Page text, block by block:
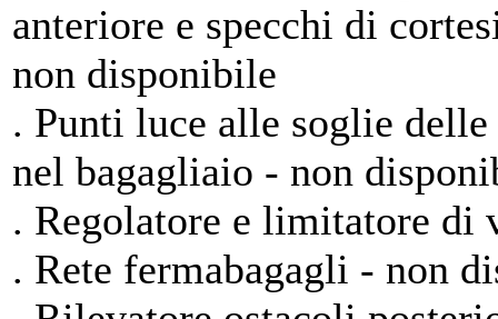
anteriore e specchi di
non disponibile
. Punti luce alle soglie
nel bagagliaio - non
. Regolatore e limitatore di
. Rete fermabagagli - non